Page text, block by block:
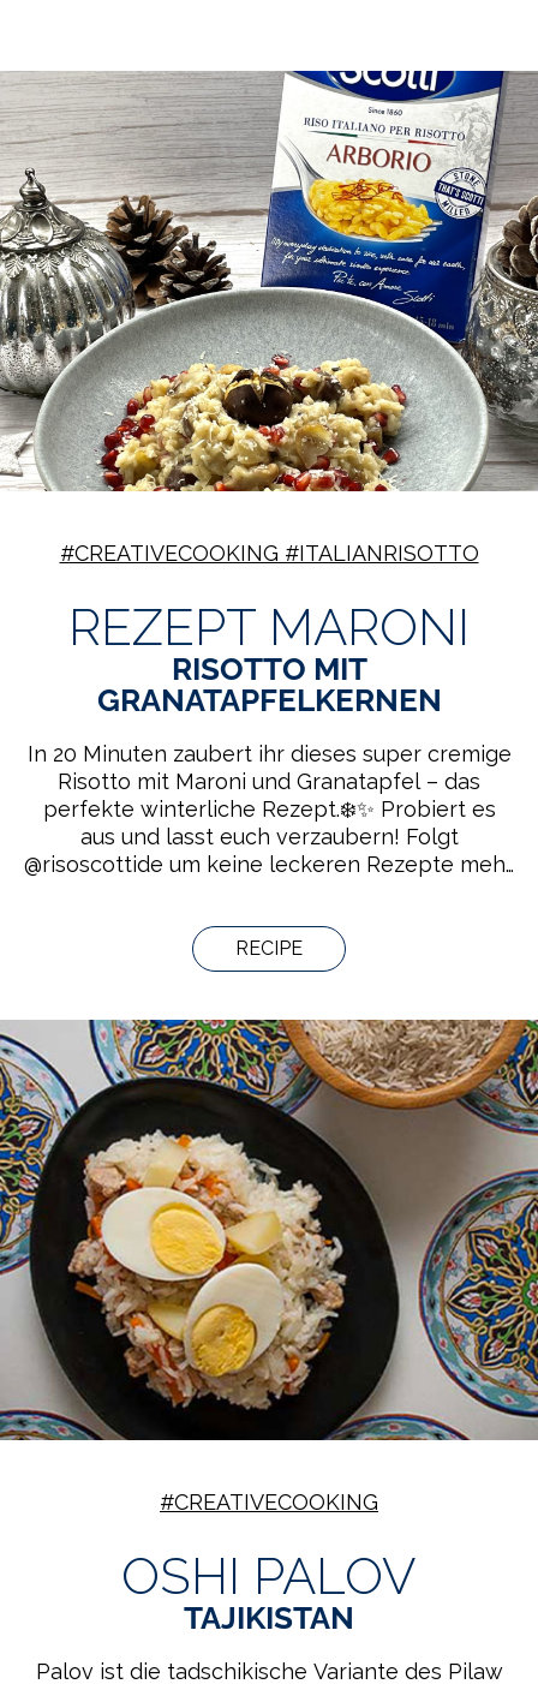
#CREATIVECOOKING #ITALIANRISOTTO
REZEPT MARONI
RISOTTO MIT
GRANATAPFELKERNEN
In 20 Minuten zaubert ihr dieses super cremige
Risotto mit Maroni und Granatapfel – das
perfekte winterliche Rezept.❄️✨ Probiert es
aus und lasst euch verzaubern! Folgt
@risoscottide um keine leckeren Rezepte mehr
RECIPE
#CREATIVECOOKING
OSHI PALOV
TAJIKISTAN
Palov ist die tadschikische Variante des Pilaw